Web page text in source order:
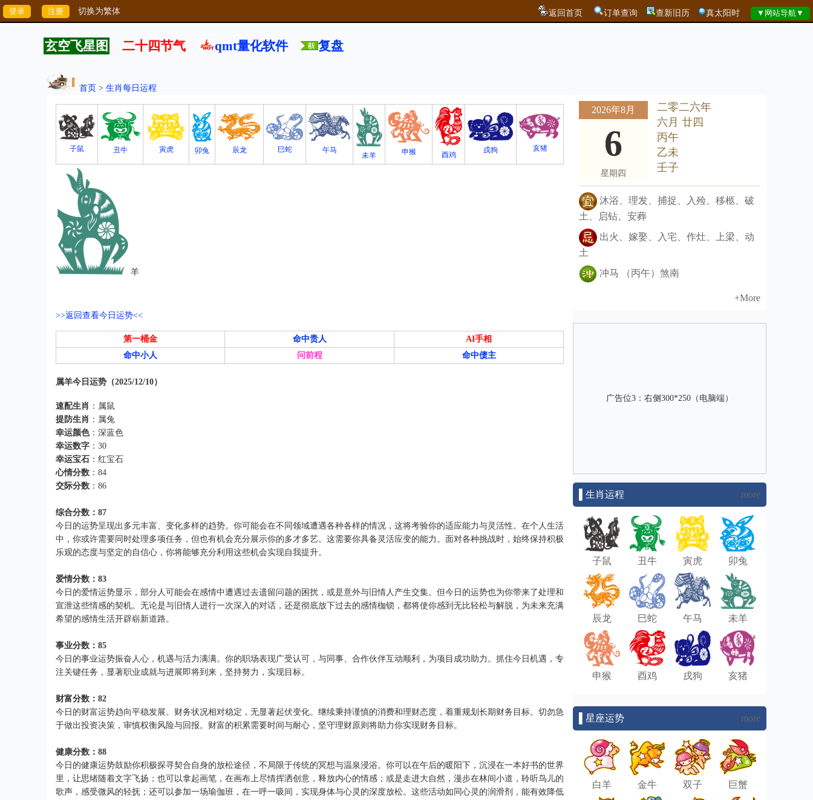
切换为繁体 返回首页 订单查询 查新旧历 真太阳时
玄空飞星图 二十四节气 qmt量化软件 复盘
首页 > 生肖每日运程
子鼠 丑牛 寅虎 卯兔 辰龙 巳蛇 午马
未羊 申猴 酉鸡
戌狗 亥猪
羊
>>返回查看今日运势<<
第一桶金 命中贵人
AI手相
命中小人
问前程 命中债主
属羊今日运势（2025/12/10）
速配生肖 ：属鼠
提防生肖 ：属兔
幸运颜色：深蓝色
幸运数字 ：30
幸运宝石 ：红宝石
心情分数 ：84
交际分数 ：86
综合分数：87
今日的运势呈现出多元丰富、变化多样的趋势。你可能会在不同领域遭遇各种各样的情况，这将考验你的适应能力与灵活性。在个人生活
中，你或许需要同时处理多项任务，但也有机会充分展示你的多才多艺。这需要你具备灵活应变的能力。面对各种挑战时，始终保持积极
乐观的态度与坚定的自信心，你将能够充分利用这些机会实现自我提升。
爱情分数：83
今日的爱情运势显示，部分人可能会在感情中遭遇过去遗留问题的困扰，或是意外与旧情人产生交集。但今日的运势也为你带来了处理和
宣泄这些情感的契机。无论是与旧情人进行一次深入的对话，还是彻底放下过去的感情枷锁，都将使你感到无比轻松与解脱，为未来充满
希望的感情生活开辟崭新道路。
事业分数：85
今日的事业运势振奋人心，机遇与活力满满。你的职场表现广受认可，与同事、合作伙伴互动顺利，为项目成功助力。抓住今日机遇，专
注关键任务，显著职业成就与进展即将到来，坚持努力，实现目标。
财富分数：82
今日的财富运势趋向平稳发展。财务状况相对稳定，无显著起伏变化。继续秉持谨慎的消费和理财态度，着重规划长期财务目标。切勿急
于做出投资决策，审慎权衡风险与回报。财富的积累需要时间与耐心，坚守理财原则将助力你实现财务目标。
健康分数：88
今日的健康运势鼓励你积极探寻契合自身的放松途径，不局限于传统的冥想与温泉浸浴。你可以在午后的暖阳下，沉浸在一本好书的世界
里，让思绪随着文字飞扬；也可以拿起画笔，在画布上尽情挥洒创意，释放内心的情感；或是走进大自然，漫步在林间小道，聆听鸟儿的
歌声，感受微风的轻抚；还可以参加一场瑜伽班，在一呼一吸间，实现身体与心灵的深度放松。这些活动如同心灵的润滑剂，能有效降低
2026年8月
6
星期四
二零二六年
六月 廿四
丙午
乙未
壬子
沐浴、理发、捕捉、入殓、移柩、破
土、启钻、安葬
出火、嫁娶、入宅、作灶、上梁、动
土
冲马 （丙午）煞南
+More
广告位3：右侧300*250（电脑端）
▌生肖运程 more
子鼠 丑牛 寅虎 卯兔
辰龙 巳蛇 午马 未羊
申猴 酉鸡 戌狗 亥猪
▌星座运势 more
白羊 金牛 双子 巨蟹